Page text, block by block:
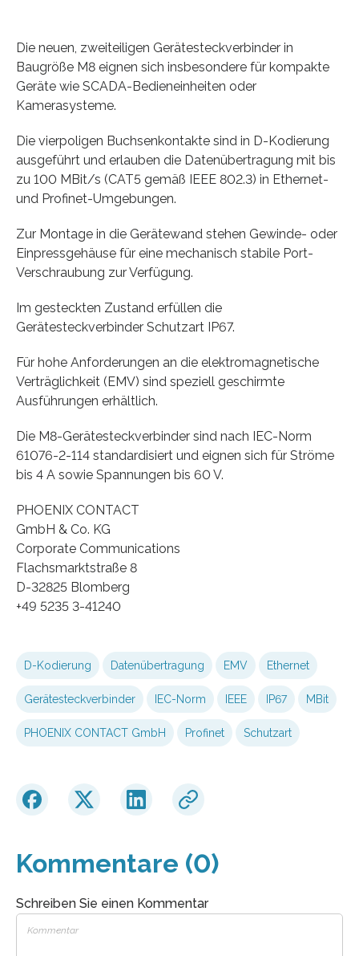
Die neuen, zweiteiligen Gerätesteckverbinder in
Baugröße M8 eignen sich insbesondere für kompakte
Geräte wie SCADA-Bedieneinheiten oder
Kamerasysteme.
Die vierpoligen Buchsenkontakte sind in D-Kodierung
ausgeführt und erlauben die Datenübertragung mit bis
zu 100 MBit/s (CAT5 gemäß IEEE 802.3) in Ethernet-
und Profinet-Umgebungen.
Zur Montage in die Gerätewand stehen Gewinde- oder
Einpressgehäuse für eine mechanisch stabile Port-
Verschraubung zur Verfügung.
Im gesteckten Zustand erfüllen die
Gerätesteckverbinder Schutzart IP67.
Für hohe Anforderungen an die elektromagnetische
Verträglichkeit (EMV) sind speziell geschirmte
Ausführungen erhältlich.
Die M8-Gerätesteckverbinder sind nach IEC-Norm
61076-2-114 standardisiert und eignen sich für Ströme
bis 4 A sowie Spannungen bis 60 V.
PHOENIX CONTACT
GmbH & Co. KG
Corporate Communications
Flachsmarktstraße 8
D-32825 Blomberg
+49 5235 3-41240
D-Kodierung Datenübertragung EMV Ethernet
Gerätesteckverbinder IEC-Norm IEEE IP67 MBit
PHOENIX CONTACT GmbH Profinet Schutzart
Kommentare (0)
Schreiben Sie einen Kommentar